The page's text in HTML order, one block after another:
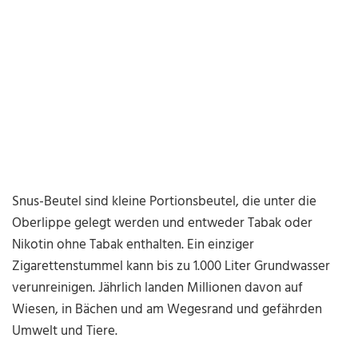
Snus-Beutel sind kleine Portionsbeutel, die unter die
Oberlippe gelegt werden und entweder Tabak oder
Nikotin ohne Tabak enthalten. Ein einziger
Zigarettenstummel kann bis zu 1.000 Liter Grundwasser
verunreinigen. Jährlich landen Millionen davon auf
Wiesen, in Bächen und am Wegesrand und gefährden
Umwelt und Tiere.